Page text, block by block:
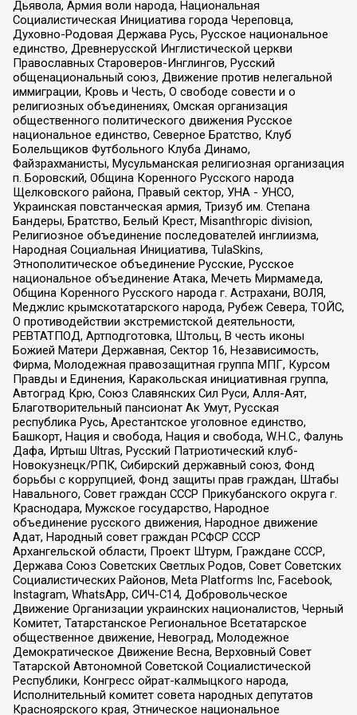
Дьявола, Армия воли народа, Национальная
Социалистическая Инициатива города Череповца,
Духовно-Родовая Держава Русь, Русское национальное
единство, Древнерусской Инглистической церкви
Православных Староверов-Инглингов, Русский
общенациональный союз, Движение против нелегальной
иммиграции, Кровь и Честь, О свободе совести и о
религиозных объединениях, Омская организация
общественного политического движения Русское
национальное единство, Северное Братство, Клуб
Болельщиков Футбольного Клуба Динамо,
Файзрахманисты, Мусульманская религиозная организация
п. Боровский, Община Коренного Русского народа
Щелковского района, Правый сектор, УНА - УНСО,
Украинская повстанческая армия, Тризуб им. Степана
Бандеры, Братство, Белый Крест, Misanthropic division,
Религиозное объединение последователей инглиизма,
Народная Социальная Инициатива, TulaSkins,
Этнополитическое объединение Русские, Русское
национальное объединение Атака, Мечеть Мирмамеда,
Община Коренного Русского народа г. Астрахани, ВОЛЯ,
Меджлис крымскотатарского народа, Рубеж Севера, ТОЙС,
О противодействии экстремистской деятельности,
РЕВТАТПОД, Артподготовка, Штольц, В честь иконы
Божией Матери Державная, Сектор 16, Независимость,
Фирма, Молодежная правозащитная группа МПГ, Курсом
Правды и Единения, Каракольская инициативная группа,
Автоград Крю, Союз Славянских Сил Руси, Алля-Аят,
Благотворительный пансионат Ак Умут, Русская
республика Русь, Арестантское уголовное единство,
Башкорт, Нация и свобода, Нация и свобода, W.H.С., Фалунь
Дафа, Иртыш Ultras, Русский Патриотический клуб-
Новокузнецк/РПК, Сибирский державный союз, Фонд
борьбы с коррупцией, Фонд защиты прав граждан, Штабы
Навального, Совет граждан СССР Прикубанского округа г.
Краснодара, Мужское государство, Народное
объединение русского движения, Народное движение
Адат, Народный совет граждан РСФСР СССР
Архангельской области, Проект Штурм, Граждане СССР,
Держава Союз Советских Светлых Родов, Совет Советских
Социалистических Районов, Meta Platforms Inc, Facebook,
Instagram, WhatsApp, СИЧ-С14, Добровольческое
Движение Организации украинских националистов, Черный
Комитет, Татарстанское Региональное Всетатарское
общественное движение, Невоград, Молодежное
Демократическое Движение Весна, Верховный Совет
Татарской Автономной Советской Социалистической
Республики, Конгресс ойрат-калмыцкого народа,
Исполнительный комитет совета народных депутатов
Красноярского края, Этническое национальное